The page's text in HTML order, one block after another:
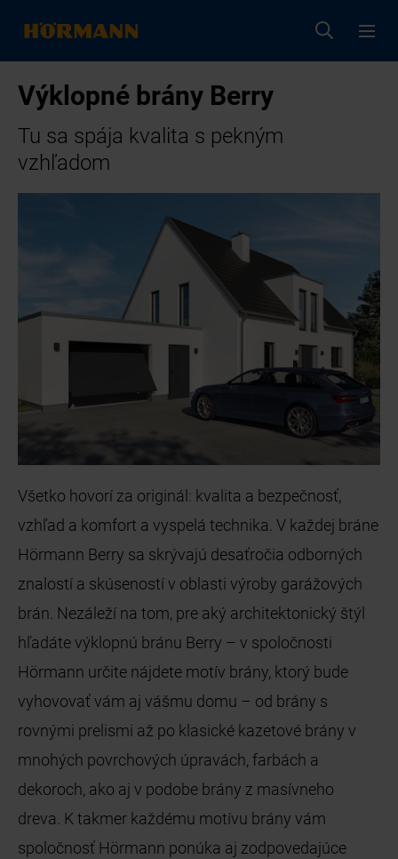
Výklopné brány Berry
Tu sa spája kvalita s pekným
vzhľadom
Všetko hovorí za originál: kvalita a bezpečnosť,
vzhľad a komfort a vyspelá technika. V každej bráne
Hörmann Berry sa skrývajú desaťročia odborných
znalostí a skúseností v oblasti výroby garážových
brán. Nezáleží na tom, pre aký architektonický štýl
hľadáte výklopnú bránu Berry – v spoločnosti
Hörmann určite nájdete motív brány, ktorý bude
vyhovovať vám aj vášmu domu – od brány s
rovnými prelismi až po klasické kazetové brány v
mnohých povrchových úpravách, farbách a
dekoroch, ako aj v podobe brány z masívneho
dreva. K takmer každému motívu brány vám
spoločnosť Hörmann ponúka aj zodpovedajúce